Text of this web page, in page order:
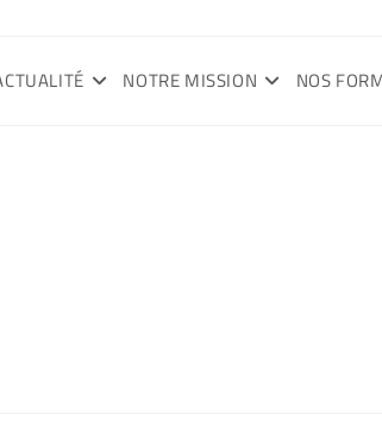
NOTRE MISSION NOS